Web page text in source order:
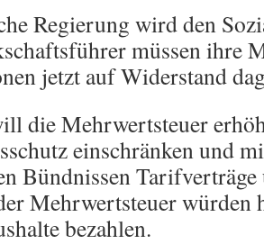
Regierung wird den
müssen ihre
jetzt auf Widerstand
die Mehrwertsteuer
einschränken und
Bündnissen
Mehrwertsteuer würden
bezahlen.